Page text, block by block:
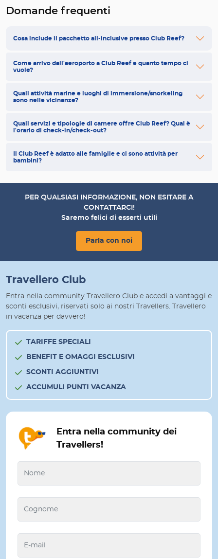
Domande frequenti
Cosa include il pacchetto all-inclusive presso Club Reef?
Come arrivo dall'aeroporto a Club Reef e quanto tempo ci
vuole?
Quali attività marine e luoghi di immersione/snorkeling
sono nelle vicinanze?
Quali servizi e tipologie di camere offre Club Reef? Qual è
l'orario di check-in/check-out?
Il Club Reef è adatto alle famiglie e ci sono attività per
bambini?
PER QUALSIASI INFORMAZIONE, NON ESITARE A
CONTATTARCI!
Saremo felici di esserti utili
Parla con noi
Travellero Club
Entra nella community Travellero Club e accedi a vantaggi e
sconti esclusivi, riservati solo ai nostri Travellers. Travellero
in vacanza per davvero!
TARIFFE SPECIALI
BENEFIT E OMAGGI ESCLUSIVI
SCONTI AGGIUNTIVI
ACCUMULI PUNTI VACANZA
Entra nella community dei
Travellers!